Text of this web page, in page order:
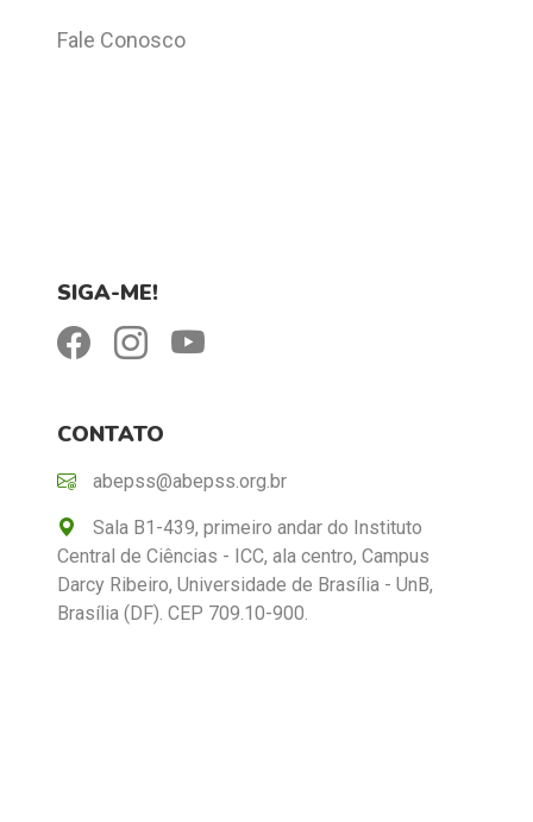
Fale Conosco
SIGA-ME!
CONTATO
abepss@abepss.org.br
Sala B1-439, primeiro andar do Instituto
Central de Ciências - ICC, ala centro, Campus
Darcy Ribeiro, Universidade de Brasília - UnB,
Brasília (DF). CEP 709.10-900.